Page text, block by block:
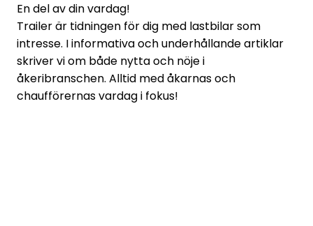
En del av din vardag!
Trailer är tidningen för dig med lastbilar som
intresse. I informativa och underhållande artiklar
skriver vi om både nytta och nöje i
åkeribranschen. Alltid med åkarnas och
chaufförernas vardag i fokus!